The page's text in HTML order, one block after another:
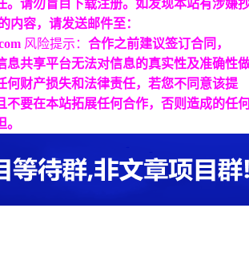
。请勿盲目下载注册。如发现本站有涉嫌
内容，请发送邮件至：
风险提示： 合作之前建议签订合同，
息共享平台无法对信息的真实性及准确性
何财产损失和法律责任，若您不同意该提
不要在本站拓展任何合作，否则造成的任